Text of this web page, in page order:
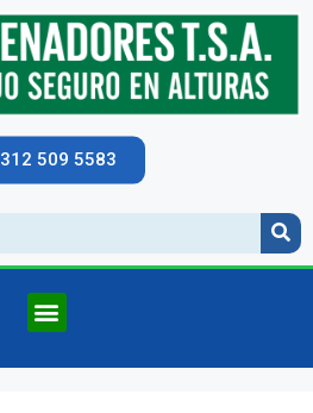
312 509 5583